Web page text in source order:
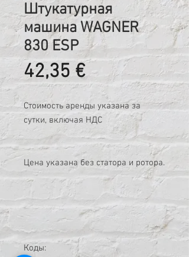
Штукатурная
машина WAGNER
830 ESP
42,35 €Цена
Стоимость аренды указана за
сутки, включая НДС
Цена указана без статора и ротора.
Коды: